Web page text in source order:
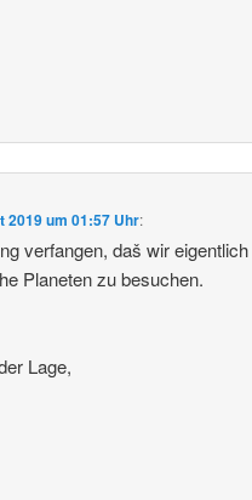
2019 um 01:57 Uhr:
verfangen, daš wir eigentlich
Planeten zu besuchen.
Lage,